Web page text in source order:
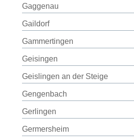
Gaggenau
Gaildorf
Gammertingen
Geisingen
Geislingen an der Steige
Gengenbach
Gerlingen
Germersheim